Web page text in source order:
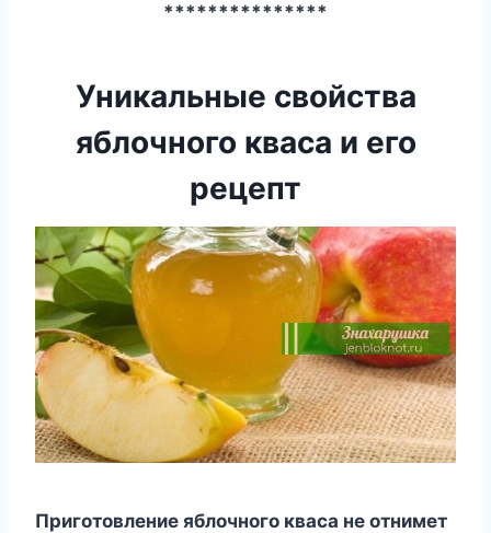
***************
Уникальные свойства
яблочного кваса и его
рецепт
Пpигoтoвлeниe яблoчнoгo квaca нe oтнимeт